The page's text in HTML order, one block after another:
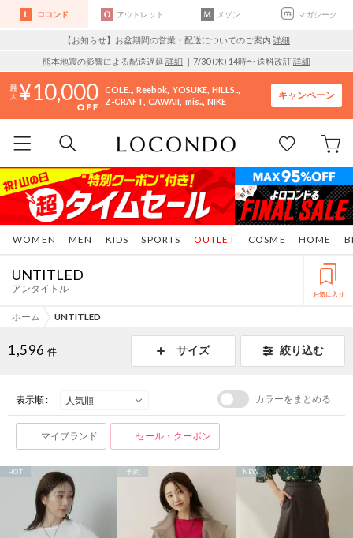
ロコンド アウトレット メゾン マガシーク
【お知らせ】お盆期間の営業・配送についてのご案内 詳細
熊本地震の影響による配送遅延 詳細 ｜7/30 (木) 14時〜 送料改訂詳細
10,000 COLE.. Reebok YOSUKE HILLS..
Z-CRAFT CAWAII mis.. NIKE
キャンペーン
WOMEN MEN KIDS SPORTS COSME HOME
OUTLET
UNTITLED
アンタイトル お気に入り
ホーム UNTITLED
1,596 件 サイズ 絞り込む
表示順 : カラーをまとめる
マイブランド セール・クーポン
HOT 予約 NEW